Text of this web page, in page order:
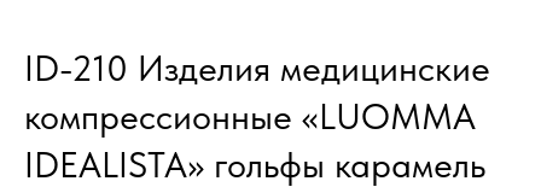
ID-210 Изделия медицинские
компрессионные «LUOMMA
IDEALISTA» гольфы карамель